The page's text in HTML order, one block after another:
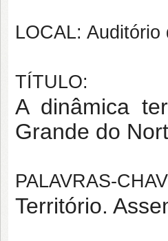
LOCAL:
TÍTULO:
A dinâmica
Grande do
PALAVRAS-
Território.